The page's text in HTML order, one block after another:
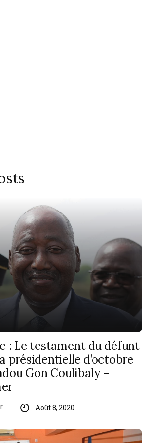
: Le testament du défunt
présidentielle d’octobre
Gon Coulibaly –
Août 8, 2020